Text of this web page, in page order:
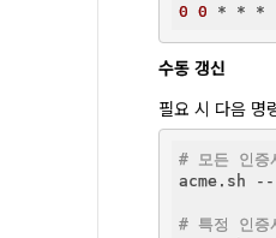
0 0 * * *
수동 갱신
필요 시 다음 명
# 모든 인증
acme.sh
# 특정 인증